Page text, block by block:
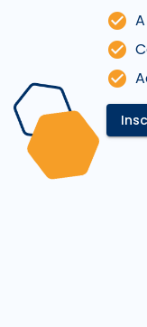
check_circle
check_circle
check_circle